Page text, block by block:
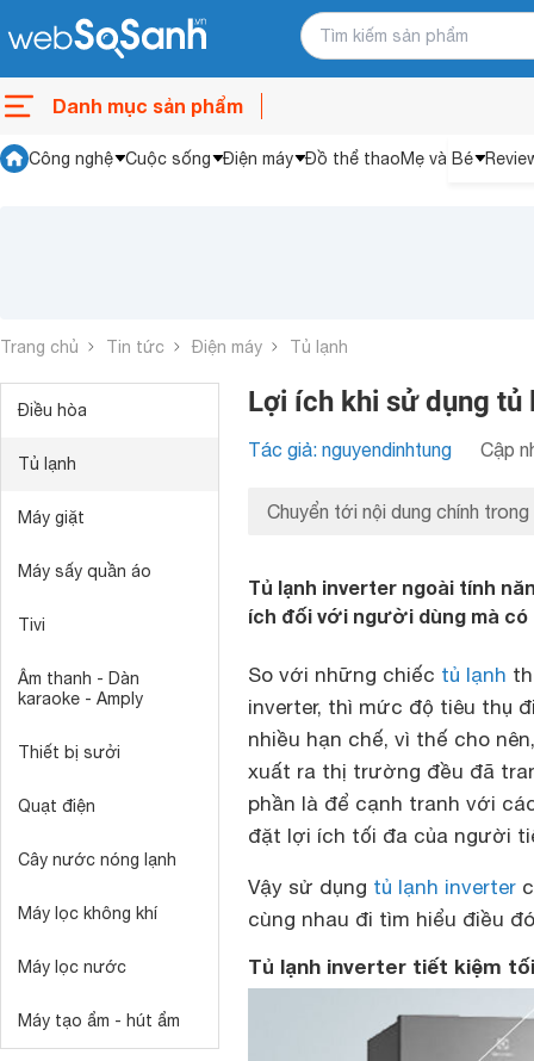
Danh mục sản phẩm
Công nghệ Cuộc sống Điện máy Đồ thể thaoMẹ và Bé
Trang chủ Tin tức Điện máy Tủ lạnh
Điều hòa
Tủ lạnh
Máy giặt
Máy sấy quần áo
Tivi
Âm thanh - Dàn
karaoke - Amply
Thiết bị sưởi
Quạt điện
Cây nước nóng lạnh
Máy lọc không khí
Máy lọc nước
Máy tạo ẩm - hút ẩm
Lợi ích khi sử dụng tủ
Tác giả: nguyendinhtung Cập
Chuyển tới nội dung chính trong
Tủ lạnh inverter ngoài tính
ích đối với người dùng mà
So với những chiếc tủ lạnh
inverter, thì mức độ tiêu thụ
nhiều hạn chế, vì thế cho
xuất ra thị trường đều đã
phần là để cạnh tranh với
đặt lợi ích tối đa của người
Vậy sử dụng tủ lạnh inverter
cùng nhau đi tìm hiểu điều
Tủ lạnh inverter tiết kiệm